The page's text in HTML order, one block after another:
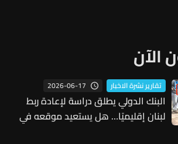
الآن
تقارير نشرة الاخبار 2026-06-17
البنك الدولي يطلق دراسة لإعادة ربط
لبنان إقليميًا… هل يستعيد موقعه في